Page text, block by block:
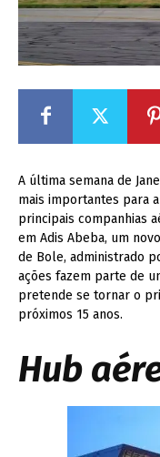
A última semana de
mais importantes para
principais companhias
em Adis Abeba, um
de Bole, administrado
ações fazem parte de
pretende se tornar o
próximos 15 anos.
Hub